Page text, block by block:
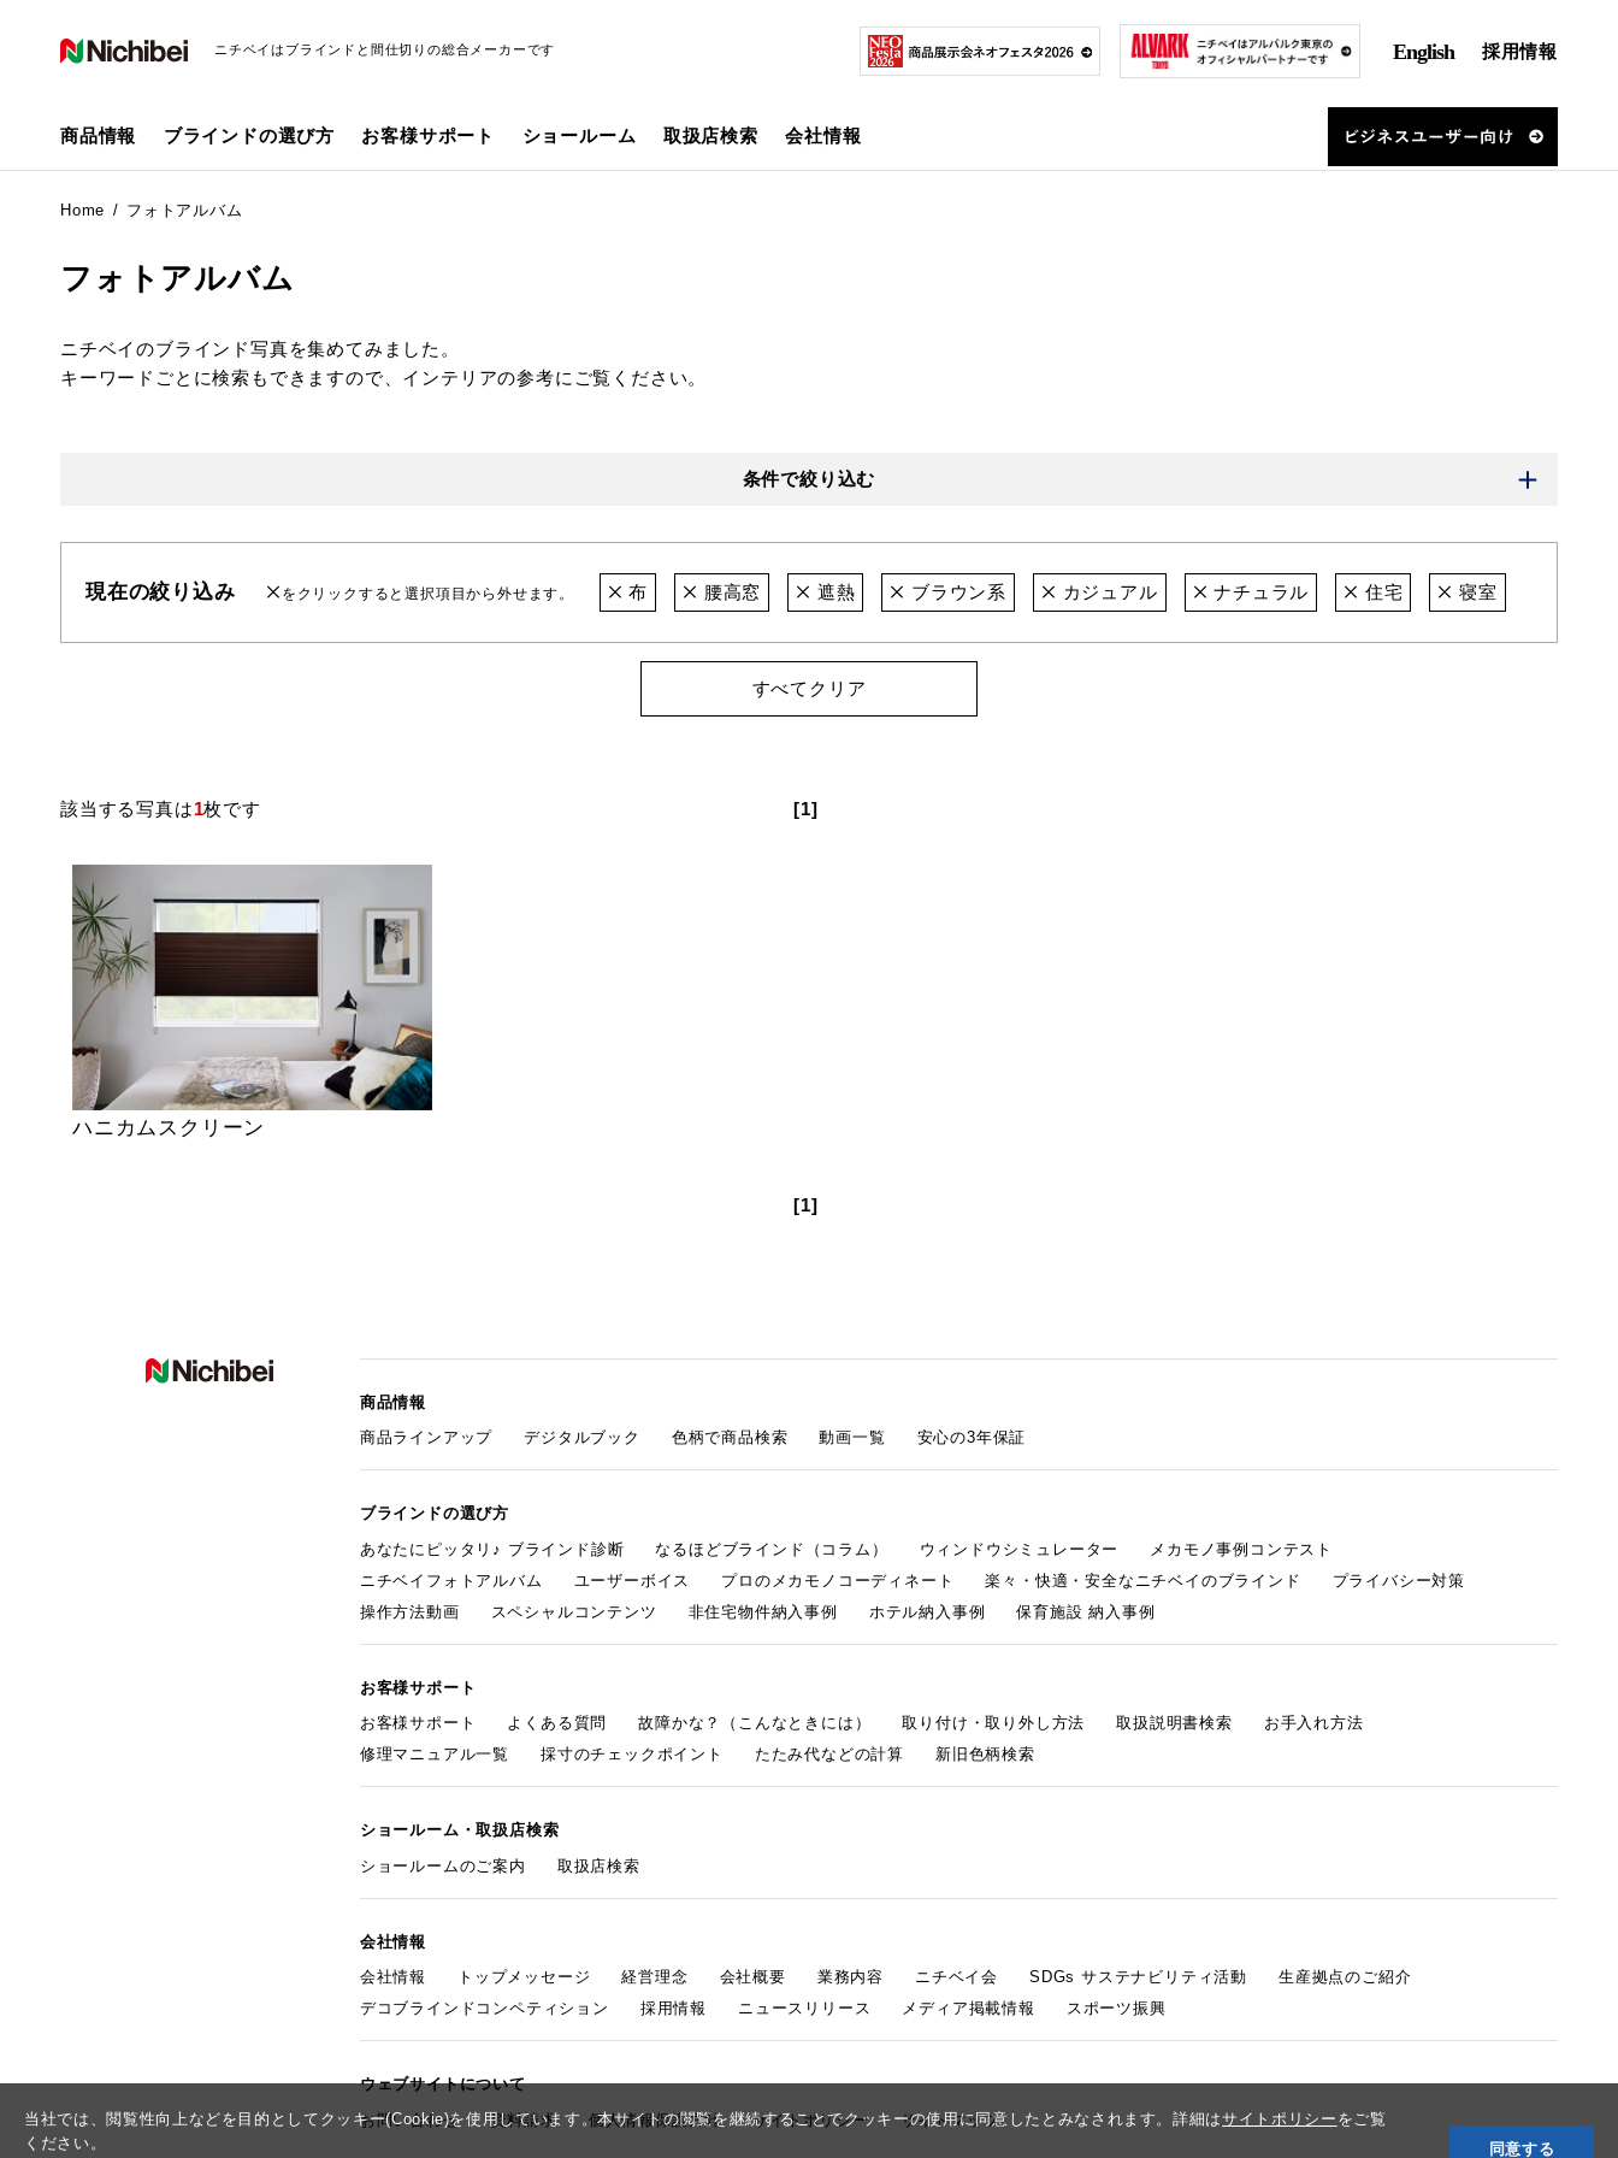
当社では、閲覧性向上などを目的としてクッキー(Cookie)を使用しています。本サイトの閲覧を継続することでクッキーの使用に同意したとみなされます。詳細はサイトポリシー をご覧
ください。
同意する
ニチベイはブラインドと間仕切りの総合メーカーです English 採用情報
商品情報 ブラインドの選び方 お客様サポート ショールーム 取扱店検索 会社情報
Home フォトアルバム
フォトアルバム
ニチベイのブラインド写真を集めてみました。
キーワードごとに検索もできますので、インテリアの参考にご覧ください。
条件で絞り込む
現在の絞り込み をクリックすると選択項目から外せます。 布 腰高窓 遮熱 ブラウン系 カジュアル ナチュラル 住宅 寝室
すべてクリア
該当する写真は1枚です [1]
ハニカムスクリーン
[1]
商品情報
商品ラインアップ
デジタルブック 色柄で商品検索 動画一覧 安心の3年保証
ブラインドの選び方
あなたにピッタリ♪ ブラインド診断
なるほどブラインド（コラム） ウィンドウシミュレーター
メカモノ事例コンテスト
ニチベイフォトアルバム
ユーザーボイス プロのメカモノコーディネート 楽々・快適・安全なニチベイのブラインド
プライバシー対策
操作方法動画
スペシャルコンテンツ 非住宅物件納入事例 ホテル納入事例 保育施設 納入事例
お客様サポート
お客様サポート
よくある質問 故障かな？（こんなときには） 取り付け・取り外し方法 取扱説明書検索
お手入れ方法
修理マニュアル一覧
採寸のチェックポイント たたみ代などの計算 新旧色柄検索
ショールーム・取扱店検索
ショールームのご案内
取扱店検索
会社情報
会社情報
トップメッセージ 経営理念 会社概要 業務内容 ニチベイ会 SDGs サステナビリティ活動
生産拠点のご紹介
デコブラインドコンペティション
採用情報 ニュースリリース メディア掲載情報 スポーツ振興
ウェブサイトについて
お問い合わせ
資料請求 個人情報保護方針 サイトポリシー サイトマップ